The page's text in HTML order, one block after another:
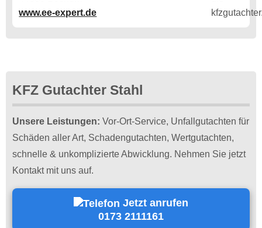
www.ee-expert.de
KFZ Gutachter Stahl
Unsere Leistungen: Vor-Ort-Service, Unfallgutachten für
Schäden aller Art, Schadengutachten, Wertgutachten,
schnelle & unkomplizierte Abwicklung. Nehmen Sie jetzt
Kontakt mit uns auf.
Jetzt anrufen
0173 2111161